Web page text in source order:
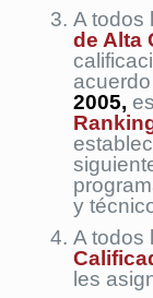
A todos
de Alta
2005,
y
A todos
les